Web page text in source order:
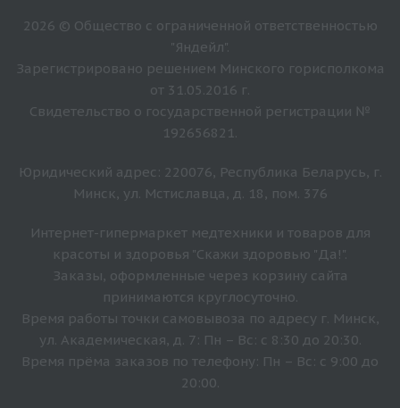
2026 © Общество с ограниченной ответственностью
"Яндейл".
Зарегистрировано решением Минского горисполкома
от 31.05.2016 г.
Свидетельство о государственной регистрации №
192656821.
Юридический адрес: 220076, Республика Беларусь, г.
Минск, ул. Мстиславца, д. 18, пом. 376
Интернет-гипермаркет медтехники и товаров для
красоты и здоровья "Скажи здоровью "Да!".
Заказы, оформленные через корзину сайта
принимаются круглосуточно.
Время работы точки самовывоза по адресу г. Минск,
ул. Академическая, д. 7: Пн – Вс: с 8:30 до 20:30.
Время прёма заказов по телефону: Пн – Вс: с 9:00 до
20:00.